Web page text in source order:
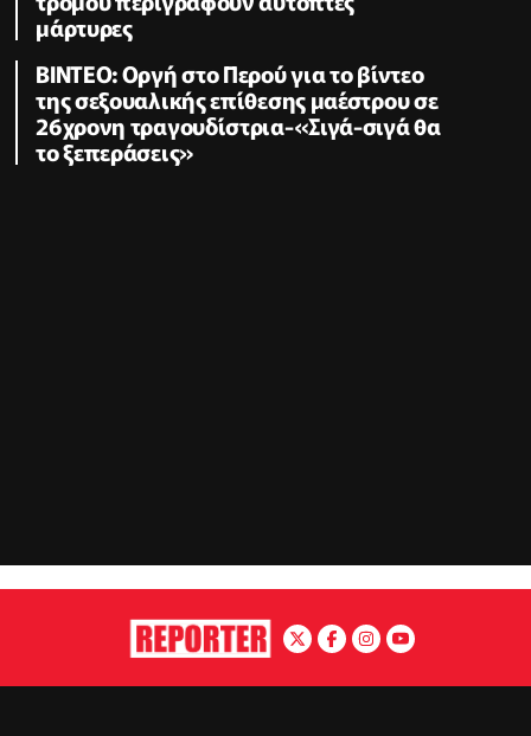
μάρτυρες
ΒΙΝΤΕΟ: Οργή στο Περού για το βίντεο
της σεξουαλικής επίθεσης μαέστρου σε
26χρονη τραγουδίστρια-«Σιγά-σιγά θα
το ξεπεράσεις»